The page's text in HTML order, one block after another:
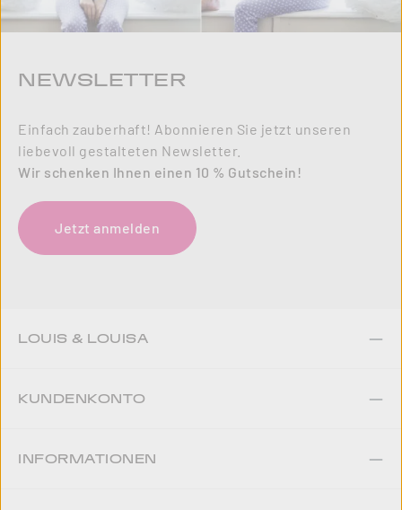
NEWSLETTER
Einfach zauberhaft! Abonnieren Sie jetzt unseren
liebevoll gestalteten Newsletter.
Wir schenken Ihnen einen 10 % Gutschein!
Jetzt anmelden
LOUIS & LOUISA
KUNDENKONTO
INFORMATIONEN